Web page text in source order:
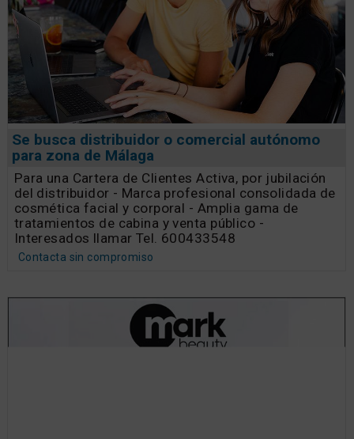
Se busca distribuidor o comercial autónomo
para zona de Málaga
Para una Cartera de Clientes Activa, por jubilación
del distribuidor - Marca profesional consolidada de
cosmética facial y corporal - Amplia gama de
tratamientos de cabina y venta público -
Interesados llamar Tel. 600433548
Contacta sin compromiso